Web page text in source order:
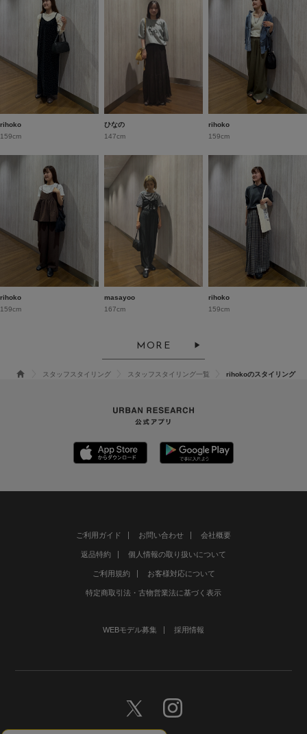
rihoko
159cm
ひなの
147cm
rihoko
159cm
rihoko
159cm
masayoo
167cm
rihoko
159cm
MORE
スタッフスタイリング スタッフスタイリング一覧 rihokoのスタイリング
ご利用ガイド お問い合わせ 会社概要
返品特約 個人情報の取り扱いについて
ご利用規約 お客様対応について
特定商取引法・古物営業法に基づく表示
WEBモデル募集 採用情報